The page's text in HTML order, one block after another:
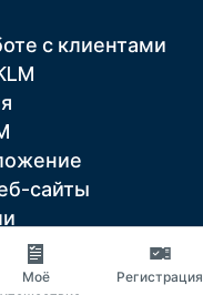
с клиентами
сайты
Моё
Регистрация